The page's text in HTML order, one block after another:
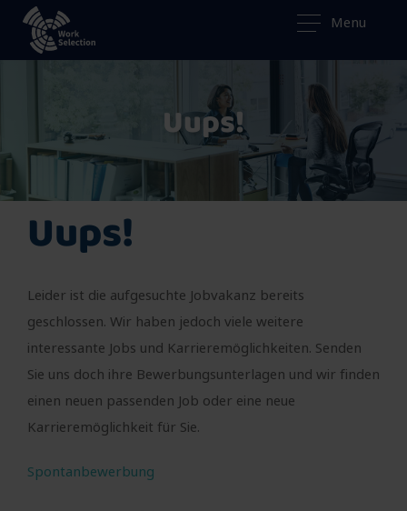
Menu
Uups!
Uups!
Leider ist die aufgesuchte Jobvakanz bereits
geschlossen. Wir haben jedoch viele weitere
interessante Jobs und Karrieremöglichkeiten. Senden
Sie uns doch ihre Bewerbungsunterlagen und wir finden
einen neuen passenden Job oder eine neue
Karrieremöglichkeit für Sie.
Spontanbewerbung